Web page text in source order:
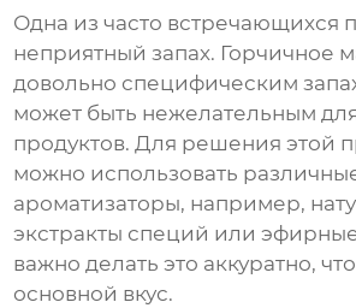
Одна из часто встречающихся
неприятный запах. Горчичное
довольно специфическим
может быть нежелательным
продуктов. Для решения этой
можно использовать
ароматизаторы, например,
экстракты специй или
важно делать это аккуратно,
основной вкус.